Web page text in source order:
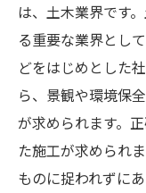
は、土木業界です
る重要な業界とし
どをはじめとした
ら、景観や環境保
が求められます。
た施工が求められ
ものに捉われずに